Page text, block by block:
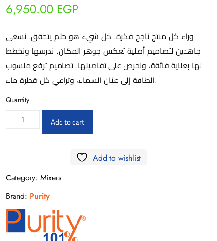
6,950.00 EGP
وراء كل منتج ناجح فكرة. كل شيء هو حلم يتحقق. نسعى
جاهدين لتصاميم أصلية تعكس جوهر المكان. ندرسها ونخطط
لها بعناية فائقة، ونحرص على تفاصيلها. تصاميم ترفع منسوب
الطاقة إلى عنان السماء، وتراعي كل قطرة ماء.
Quantity
ADS24
Shower
Set
40cm
chrome
quantity
Add to cart
Add to wishlist
Category: Mixers
Brand: Purity
◀